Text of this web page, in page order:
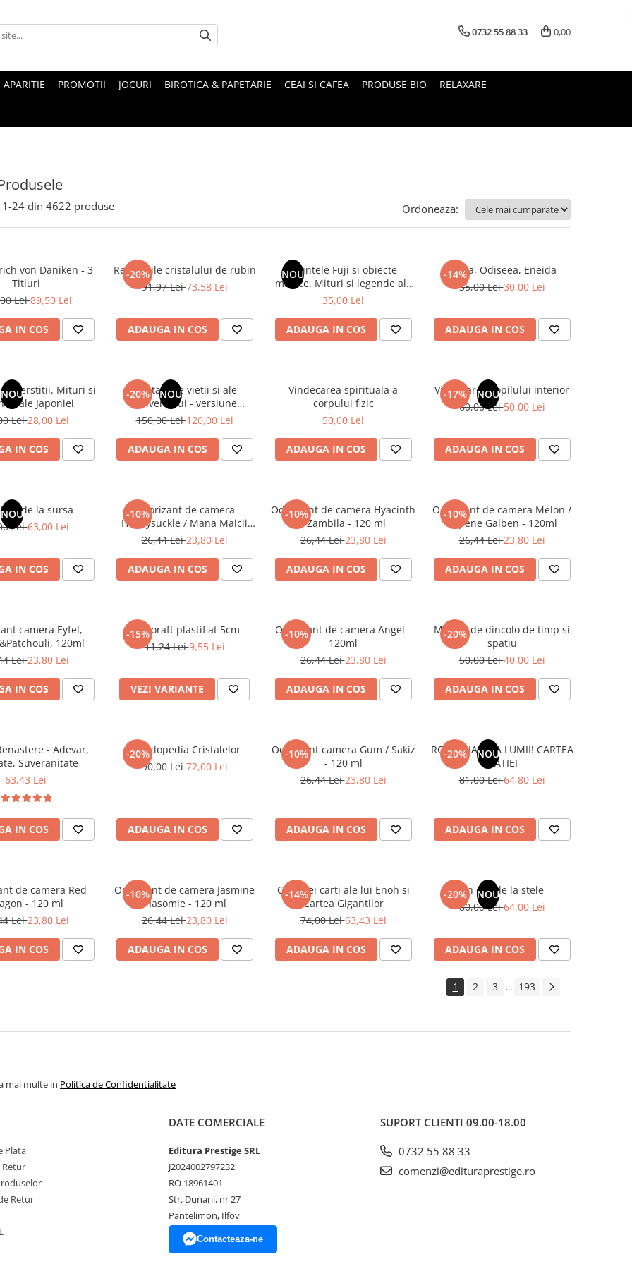
0732 55 88 33 0,00
PROMOTII JOCURI BIROTICA & PAPETARIE CEAI SI CAFEA PRODUSE BIO RELAXARE
1-24 din 4622 produse Ordoneaza:
von Daniken - 3
Titluri
Lei89,50 Lei
IN COS
-20%
Revelatiile cristalului de rubin
91,97 Lei73,58 Lei
ADAUGA IN COS
NOU
Muntele Fuji si obiecte
magice. Mituri si legende ale
Japoniei
35,00 Lei
ADAUGA IN COS
-14%
Iliada, Odiseea, Eneida
35,00 Lei30,00 Lei
ADAUGA IN COS
NOU
superstitii. Mituri si
ale Japoniei
Lei28,00 Lei
IN COS
-20% NOU
Din tainele vietii si ale
Universului - versiune
originala din 1939. Volumele I-
Demetrescu
150,00 Lei120,00 Lei
ADAUGA IN COS
Vindecarea spirituala a
corpului fizic
50,00 Lei
ADAUGA IN COS
-17% NOU
Vindecarea copilului interior
60,00 Lei50,00 Lei
ADAUGA IN COS
NOUde la sursa
Lei63,00 Lei
IN COS
-10%
Odorizant de camera
Honeysuckle / Mana Maicii
Domnului - 120 ml
26,44 Lei23,80 Lei
ADAUGA IN COS
-10%
Odorizant de camera Hyacinth
/ Zambila - 120 ml
26,44 Lei23,80 Lei
ADAUGA IN COS
-10%
Odorizant de camera Melon /
Pepene Galben - 120ml
26,44 Lei23,80 Lei
ADAUGA IN COS
camera Eyfel,
120ml
Lei23,80 Lei
IN COS
-15%
Biblioraft plastifiat 5cm
11,24 Lei9,55 Lei
VEZI VARIANTE
-10%
Odorizant de camera Angel -
120ml
26,44 Lei23,80 Lei
ADAUGA IN COS
-20%
Mesaje de dincolo de timp si
spatiu
50,00 Lei40,00 Lei
ADAUGA IN COS
- Adevar,
Suveranitate
63,43 Lei
IN COS
-20%
Enciclopedia Cristalelor
90,00 Lei72,00 Lei
ADAUGA IN COS
-10%
Odorizant camera Gum / Sakiz
- 120 ml
26,44 Lei23,80 Lei
ADAUGA IN COS
-20% NOU
ROMANIA, AXA LUMII! CARTEA
NATIEI
81,00 Lei64,80 Lei
ADAUGA IN COS
de camera Red
- 120 ml
Lei23,80 Lei
IN COS
-10%
Odorizant de camera Jasmine
/ Iasomie - 120 ml
26,44 Lei23,80 Lei
ADAUGA IN COS
-14%
Cele trei carti ale lui Enoh si
Cartea Gigantilor
74,00 Lei63,43 Lei
ADAUGA IN COS
-20% NOU
Un dar de la stele
80,00 Lei64,00 Lei
ADAUGA IN COS
1 2 3 ... 193
mai multe in Politica de Confidentialitate
Plata
Retur
Retur
DATE COMERCIALE
Editura Prestige SRL
J2024002797232
RO 18961401
Str. Dunarii, nr 27
Pantelimon, Ilfov
Contacteaza-ne
SUPORT CLIENTI 09.00-18.00
0732 55 88 33
comenzi@edituraprestige.ro